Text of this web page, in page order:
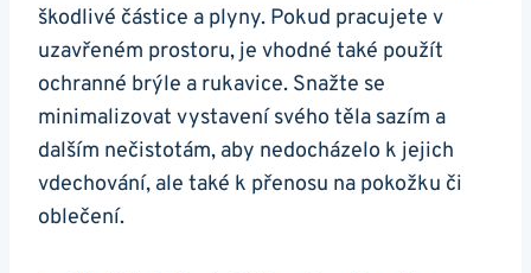
škodlivé částice a plyny. Pokud pracujete v
uzavřeném prostoru, je vhodné také použít
ochranné brýle a rukavice. Snažte se
minimalizovat vystavení svého těla sazím a
dalším nečistotám, aby nedocházelo k jejich
vdechování, ale také k přenosu na pokožku či
oblečení.